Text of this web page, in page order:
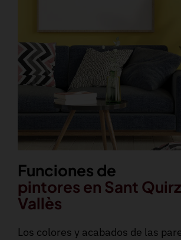
Funciones de
pintores en Sant
Vallès
Los colores y acabados de las